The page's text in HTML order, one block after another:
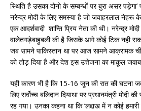
स्थिति है उसका दोनो के सम्बन्धों पर बुरा असर
नरेन्द्र मोदी के लिए समस्या है जो जवाहरलाल नेहरू
एक आदर्शवादी शान्ति प्रिय नेता की थी। नरेन्द्र
वालेतगड़ेबाहुबली की है जिसके आगे कोई टिक नही
जब सामने पाकिस्तान था पर आज सामने आक्रामक
को तोड़ दिया है और देश इस उत्तेजना का माक़ूल जवाब
यही कारण भी है कि 15-16 जून की रात की घटना
लिए सर्वोच्च बलिदान दियाथा पर प्रधानमंत्री मोदी
रह गया। उनका कहना था कि ‘लद्दाख में न कोई